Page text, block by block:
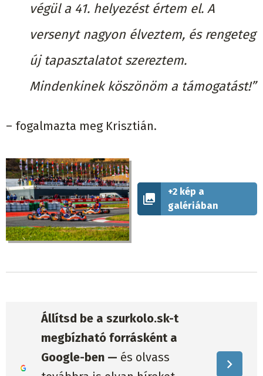
végül a 41. helyezést értem el. A
versenyt nagyon élveztem, és rengeteg
új tapasztalatot szereztem.
Mindenkinek köszönöm a támogatást!”
– fogalmazta meg Krisztián.
+2 kép a
galériában
Állítsd be a szurkolo.sk-t
megbízható forrásként a
Google-ben — és olvass